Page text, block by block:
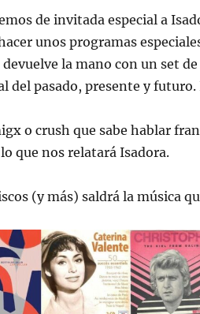
de invitada especial a
unos programas
la mano con un set
del pasado, presente y futuro.
o crush que sabe hablar
que nos relatará Isadora.
(y más) saldrá la música